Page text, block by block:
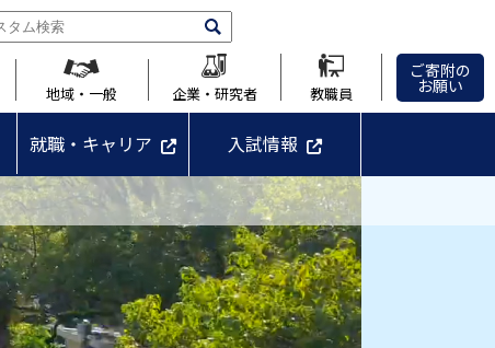
地域・一般 企業・研究者 教職員
ご寄附の
お願い
就職・キャリア 入試情報